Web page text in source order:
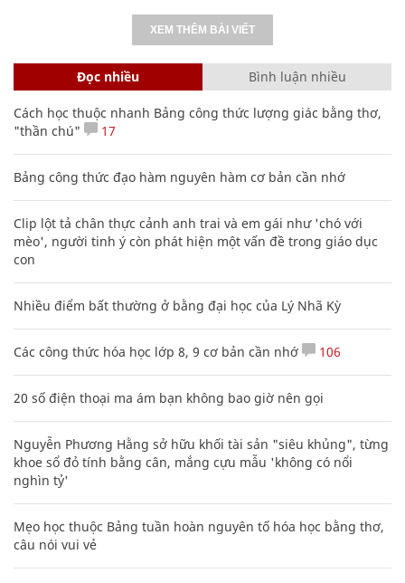
XEM THÊM BÀI VIẾT
Đọc nhiều Bình luận nhiều
Cách học thuộc nhanh Bảng công thức lượng giác bằng thơ,
"thần chú"
17
Bảng công thức đạo hàm nguyên hàm cơ bản cần nhớ
Clip lột tả chân thực cảnh anh trai và em gái như 'chó với
mèo', người tinh ý còn phát hiện một vấn đề trong giáo dục
con
Nhiều điểm bất thường ở bằng đại học của Lý Nhã Kỳ
Các công thức hóa học lớp 8, 9 cơ bản cần nhớ 106
20 số điện thoại ma ám bạn không bao giờ nên gọi
Nguyễn Phương Hằng sở hữu khối tài sản "siêu khủng", từng
khoe sổ đỏ tính bằng cân, mắng cựu mẫu 'không có nổi
nghìn tỷ'
Mẹo học thuộc Bảng tuần hoàn nguyên tố hóa học bằng thơ,
câu nói vui vẻ